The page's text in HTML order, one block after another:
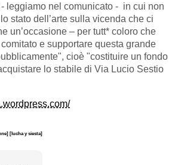
leggiamo nel comunicato - in cui non
stato dell’arte sulla vicenda che ci
un’occasione – per tutt* coloro che
e supportare questa grande
cioè "costituire un fondo
lo stabile di Via Lucio Sestio
[lucha y siesta]